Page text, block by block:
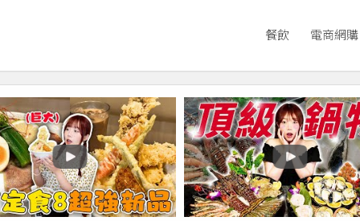
餐飲 電商網購